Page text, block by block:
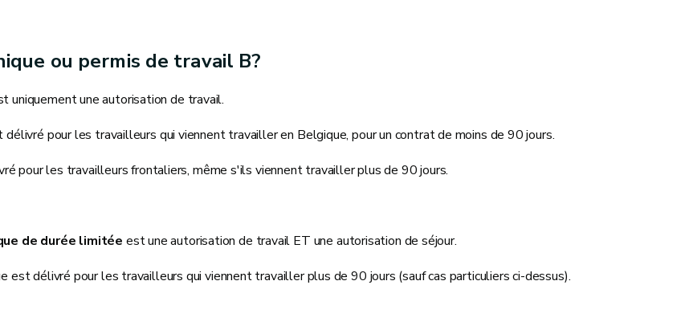
ou permis de travail B?
uniquement une autorisation de travail.
délivré pour les travailleurs qui viennent travailler en Belgique, pour un contrat de moins de 90 jours.
pour les travailleurs frontaliers, même s'ils viennent travailler plus de 90 jours.
de durée limitée est une autorisation de travail ET une autorisation de séjour.
est délivré pour les travailleurs qui viennent travailler plus de 90 jours (sauf cas particuliers ci-dessus).